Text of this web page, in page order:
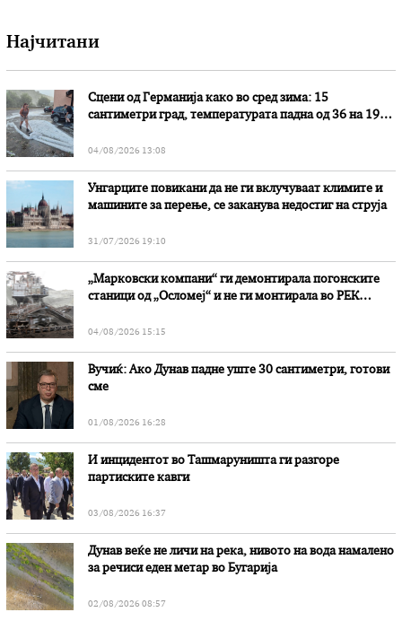
Најчитани
Сцени од Германија како во сред зима: 15
сантиметри град, температурата падна од 36 на 19
04/08/2026 13:08
Унгарците повикани да не ги вклучуваат климите и
машините за перење, се заканува недостиг на струја
31/07/2026 19:10
„Марковски компани“ ги демонтирала погонските
станици од „Осломеј“ и не ги монтирала во РЕК
04/08/2026 15:15
Вучиќ: Ако Дунав падне уште 30 сантиметри, готови
сме
01/08/2026 16:28
И инцидентот во Ташмаруништa ги разгоре
партиските кавги
03/08/2026 16:37
Дунав веќе не личи на река, нивото на вода намалено
за речиси еден метар во Бугарија
02/08/2026 08:57